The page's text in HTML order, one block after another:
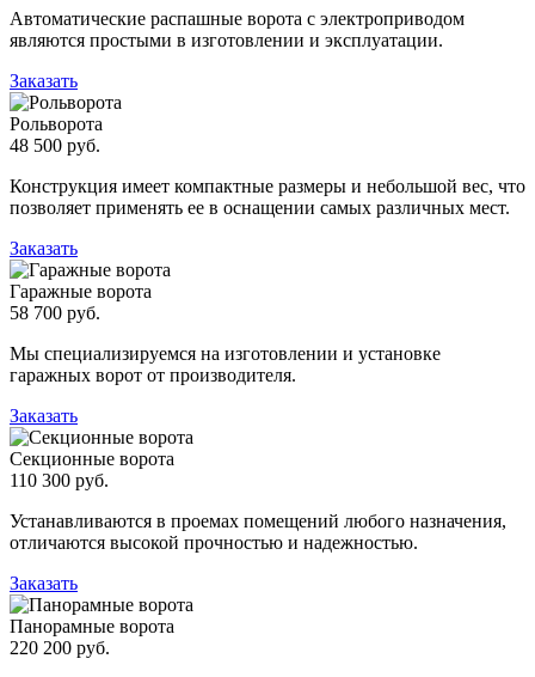
Автоматические распашные ворота с электроприводом
являются простыми в изготовлении и эксплуатации.
Заказать
Рольворота
48 500 руб.
Конструкция имеет компактные размеры и небольшой вес, что
позволяет применять ее в оснащении самых различных мест.
Заказать
Гаражные ворота
58 700 руб.
Мы специализируемся на изготовлении и установке
гаражных ворот от производителя.
Заказать
Секционные ворота
110 300 руб.
Устанавливаются в проемах помещений любого назначения,
отличаются высокой прочностью и надежностью.
Заказать
Панорамные ворота
220 200 руб.